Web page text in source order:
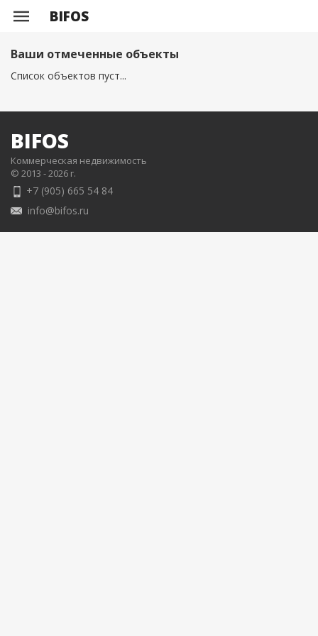
BIFOS
Ваши отмеченные объекты
Список объектов пуст...
BIFOS
Коммерческая недвижимость
© 2013 - 2026 г.
+7 (905) 665 54 84
info@bifos.ru